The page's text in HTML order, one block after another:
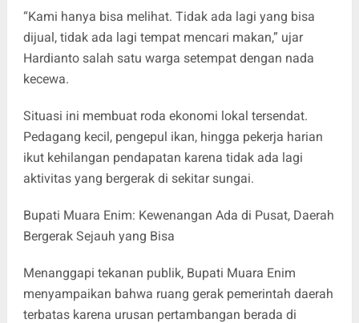
“Kami hanya bisa melihat. Tidak ada lagi yang bisa
dijual, tidak ada lagi tempat mencari makan,” ujar
Hardianto salah satu warga setempat dengan nada
kecewa.
Situasi ini membuat roda ekonomi lokal tersendat.
Pedagang kecil, pengepul ikan, hingga pekerja harian
ikut kehilangan pendapatan karena tidak ada lagi
aktivitas yang bergerak di sekitar sungai.
Bupati Muara Enim: Kewenangan Ada di Pusat, Daerah
Bergerak Sejauh yang Bisa
Menanggapi tekanan publik, Bupati Muara Enim
menyampaikan bahwa ruang gerak pemerintah daerah
terbatas karena urusan pertambangan berada di